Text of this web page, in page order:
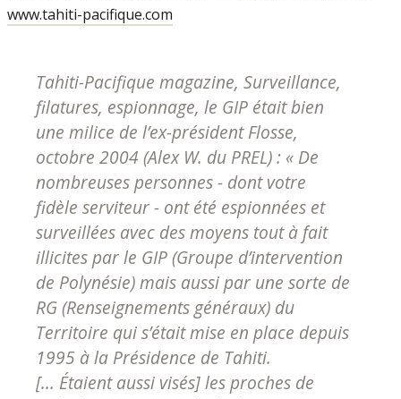
www.tahiti-pacifique.com
Tahiti-Pacifique magazine, Surveillance,
filatures, espionnage, le GIP était bien
une milice de l’ex-président Flosse,
octobre 2004 (Alex W. du PREL) : « De
nombreuses personnes - dont votre
fidèle serviteur - ont été espionnées et
surveillées avec des moyens tout à fait
illicites par le GIP (Groupe d’intervention
de Polynésie) mais aussi par une sorte de
RG (Renseignements généraux) du
Territoire qui s’était mise en place depuis
1995 à la Présidence de Tahiti.
[... Étaient aussi visés] les proches de